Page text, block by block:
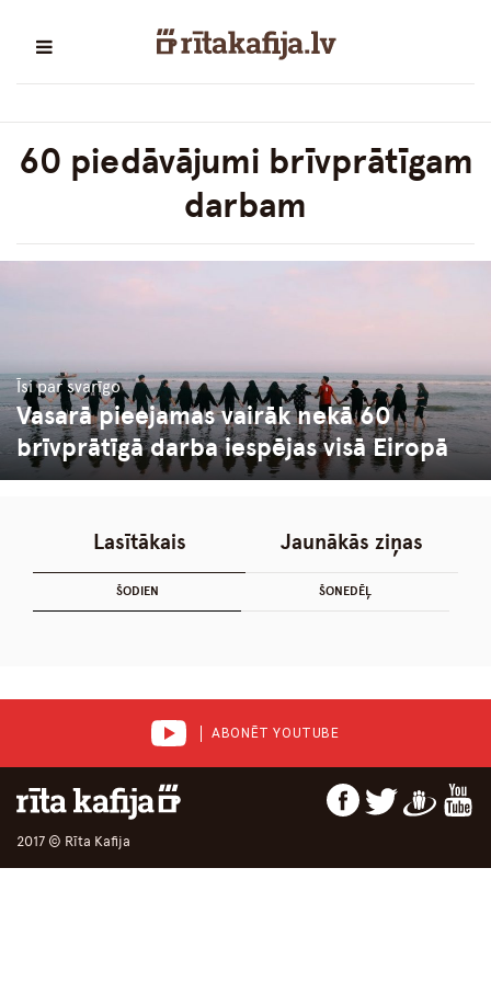
60 piedāvājumi brīvprātīgam
darbam
Īsi par svarīgo
Vasarā pieejamas vairāk nekā 60
brīvprātīgā darba iespējas visā Eiropā
Lasītākais
ŠODIEN ŠONEDĒĻ
Jaunākās ziņas
ABONĒT YOUTUBE
2017 © Rīta Kafija